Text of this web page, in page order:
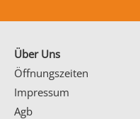
Über Uns
Öffnungszeiten
Impressum
Agb